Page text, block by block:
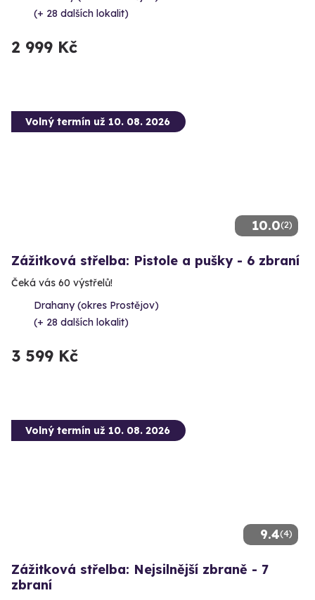
(+ 28 dalších lokalit)
2 999 Kč
10.0(2)
Volný termín už 10. 08. 2026
Zážitková střelba: Pistole a pušky - 6 zbraní
Čeká vás 60 výstřelů!
Drahany (okres Prostějov)
(+ 28 dalších lokalit)
3 599 Kč
9.4(4)
Volný termín už 10. 08. 2026
Zážitková střelba: Nejsilnější zbraně - 7
zbraní